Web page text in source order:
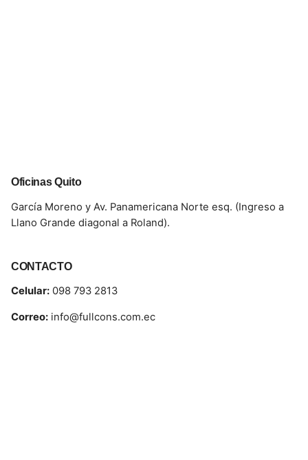
Oficinas Quito
García Moreno y Av. Panamericana Norte esq. (Ingreso a
Llano Grande diagonal a Roland).
CONTACTO
Celular: 098 793 2813
Correo: info@fullcons.com.ec